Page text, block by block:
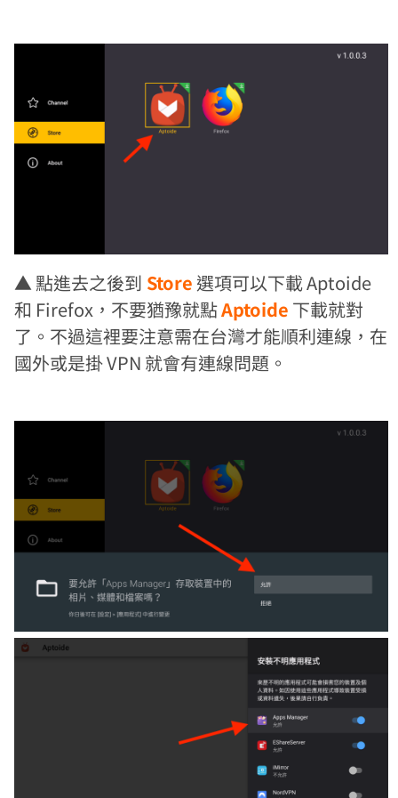
▲ 點進去之後到 Store 選項可以下載 Aptoide
和 Firefox，不要猶豫就點Aptoide 下載就對
了。不過這裡要注意需在台灣才能順利連線，在
國外或是掛 VPN 就會有連線問題。